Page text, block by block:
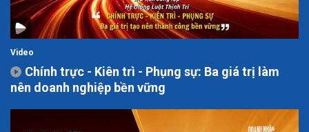
Video
Chính trực - Kiên trì - Phụng sự: Ba giá trị làm
nên doanh nghiệp bền vững